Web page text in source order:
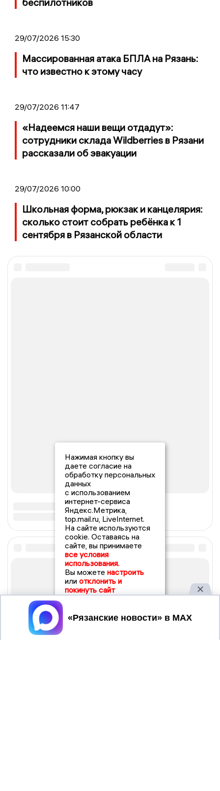
29/07/2026 15:30
Массированная атака БПЛА на Рязань:
что известно к этому часу
29/07/2026 11:47
«Надеемся наши вещи отдадут»:
сотрудники склада Wildberries в Рязани
рассказали об эвакуации
29/07/2026 10:00
Школьная форма, рюкзак и канцелярия:
сколько стоит собрать ребёнка к 1
сентября в Рязанской области
Нажимая кнопку вы
даете согласие на
обработку персональных
данных
с использованием
интернет-сервиса
Яндекс.Метрика,
top.mail.ru, LiveInternet.
На сайте используются
cookie. Оставаясь на
сайте, вы принимаете
все условия
использования.
Вы можете настроить
или отклонить и
покинуть сайт
Принять